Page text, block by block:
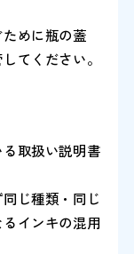
めに瓶の蓋
てください。
る取扱い説明書
じ種類・同じ
インキの混用